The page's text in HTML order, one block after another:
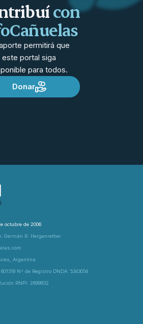
con
permitirá que
este portal siga
para todos.
Donar
octubre de 2006
Germán R. Hergenrether
Argentina
N° de Registro DNDA: 5343054
RNPI: 2699932